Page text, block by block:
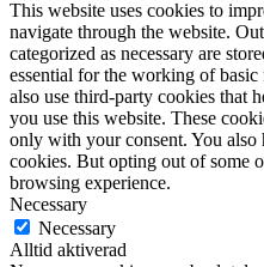
This website uses cookies to
navigate through the website.
categorized as necessary are
essential for the working of
also use third-party cookies that
you use this website. These
only with your consent. You also
cookies. But opting out of some
browsing experience.
Necessary
Necessary
Alltid aktiverad